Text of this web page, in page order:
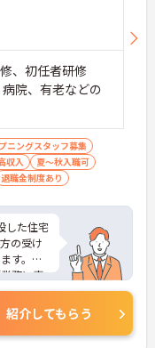
、初任者研修
院、有老などの
ニングスタッフ募集
収入
夏～秋入職可
退職金制度あり
した住宅
の受け
す。看
務に専
ポイン
くださ
紹介してもらう